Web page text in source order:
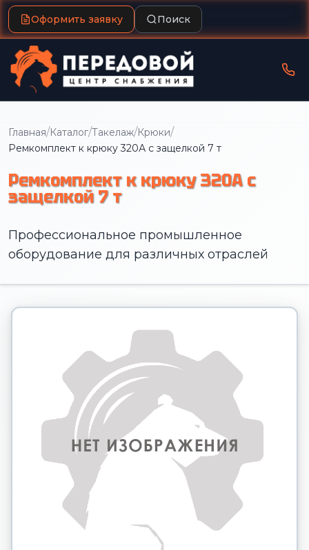
Оформить заявку Поиск
Главная/Каталог/Такелаж/Крюки/
Ремкомплект к крюку 320А с защелкой 7 т
Ремкомплект к крюку 320А с
защелкой 7 т
Профессиональное промышленное
оборудование для различных отраслей